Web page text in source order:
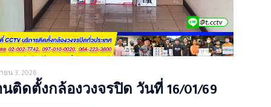
ยน 3, 2026
นติดตั้งกล้องวงจรปิด วันที่ 16/01/69